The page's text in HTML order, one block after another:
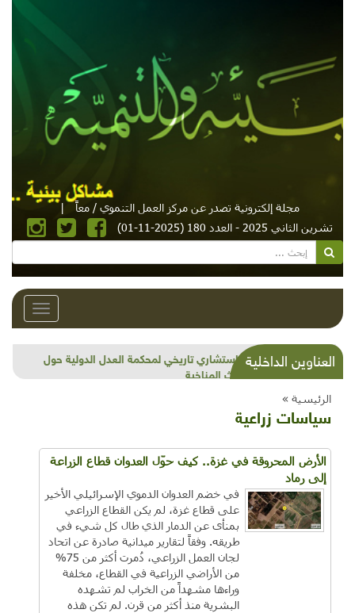
مجلة إلكترونية تصدر عن مركز العمل التنموي / معاً
|
تشرين الثاني 2025 - العدد 180 (2025-11-01)
Toggle
العناوين الداخليةشذرات بيئية وتنموية...بنية تحتية وحلويات قبيحة
وحاكورة ونوبل وزيتون و"سيباط"
الرئيسية »
سياسات زراعية
الأرض المحروقة في غزة.. كيف حوّل العدوان قطاع الزراعة
إلى رماد
في خضم العدوان الدموي الإسرائيلي الأخير
على قطاع غزة، لم يكن القطاع الزراعي
بمنأى عن الدمار الذي طال كل شيء في
طريقه. وفقاً لتقارير ميدانية صادرة عن اتحاد
لجان العمل الزراعي، دُمرت أكثر من 75%
من الأراضي الزراعية في القطاع، مخلفة
وراءها مشهداً من الخراب لم تشهده
البشرية منذ أكثر من قرن. لم تكن هذه